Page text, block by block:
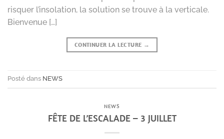
risquer l’insolation, la solution se trouve à la verticale.
Bienvenue […]
CONTINUER LA LECTURE →
Posté dans NEWS
NEWS
FÊTE DE L’ESCALADE – 3 JUILLET